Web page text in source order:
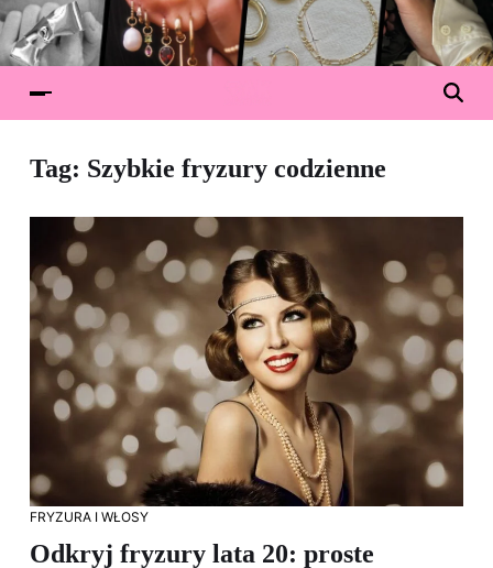
Tag: Szybkie fryzury codzienne
FRYZURA I WŁOSY
Odkryj fryzury lata 20: proste